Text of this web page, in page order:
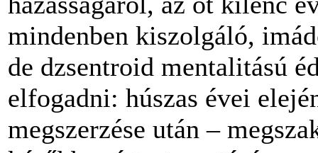
mindenben kiszolgáló,
de dzsentroid mentalitású
elfogadni: húszas évei
megszerzése után –